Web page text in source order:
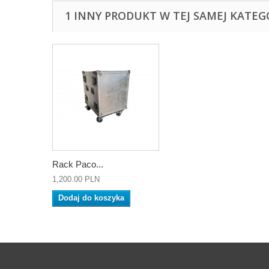
1 INNY PRODUKT W TEJ SAMEJ
Rack Paco...
1,200.00 PLN
Dodaj do koszyka